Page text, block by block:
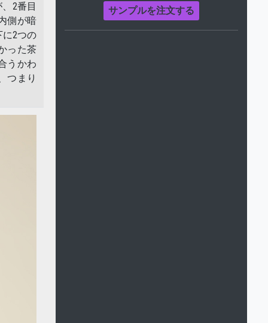
2番目
側が暗
2つの
った茶
うかわ
つまり
サンプルを注文する